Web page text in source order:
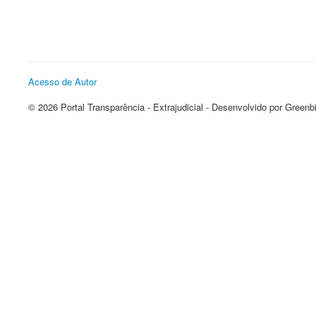
Acesso de Autor
© 2026 Portal Transparência - Extrajudicial - Desenvolvido por